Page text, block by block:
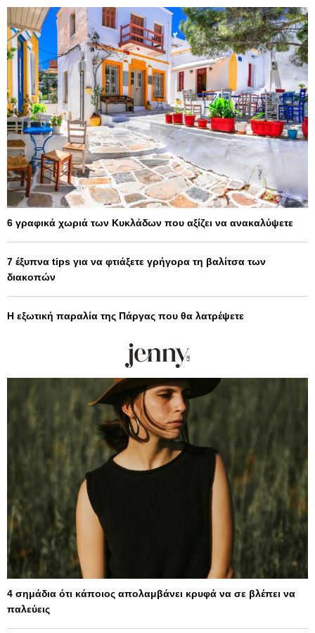
6 γραφικά χωριά των Κυκλάδων που αξίζει να ανακαλύψετε
7 έξυπνα tips για να φτιάξετε γρήγορα τη βαλίτσα των
διακοπών
Η εξωτική παραλία της Πάργας που θα λατρέψετε
4 σημάδια ότι κάποιος απολαμβάνει κρυφά να σε βλέπει να
παλεύεις